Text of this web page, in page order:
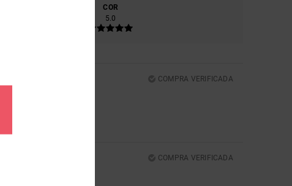
COR
5.0
COMPRA VERIFICADA
COMPRA VERIFICADA